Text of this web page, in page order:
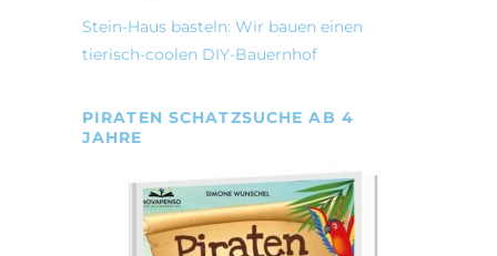
Stein-Haus basteln: Wir bauen einen
tierisch-coolen DIY-Bauernhof
PIRATEN SCHATZSUCHE AB 4
JAHRE